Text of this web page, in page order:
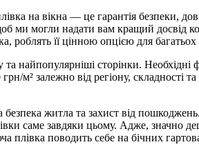
на вікна — це гарантія безпеки,
ми могли надати вам кращий досвід
роблять її цінною опцією для
та найпопулярніші сторінки. Необхідні
м² залежно від регіону, складності
безпека житла та захист від
саме завдяки цьому. Адже, значно
плівка поводить себе на бічних